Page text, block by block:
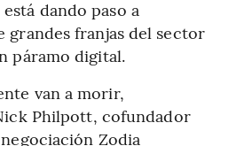
dando paso a
grandes franjas del sector
páramo digital.
van a morir,
Philpott, cofundador
Zodia